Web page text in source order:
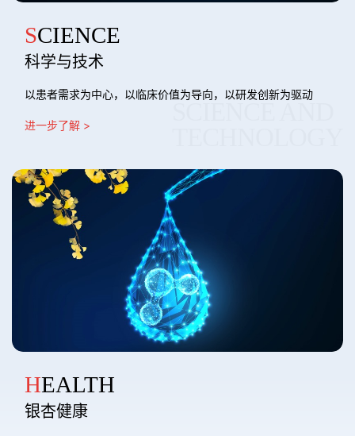
SCIENCE
科学与技术
以患者需求为中心，以临床价值为导向，以研发创新为驱动
进一步了解 >
HEALTH
银杏健康